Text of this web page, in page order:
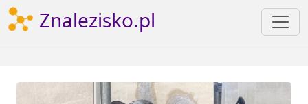
Znalezisko.pl